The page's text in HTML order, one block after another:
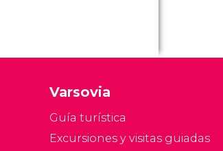
Varsovia
Guía turística
Excursiones y visitas guiadas